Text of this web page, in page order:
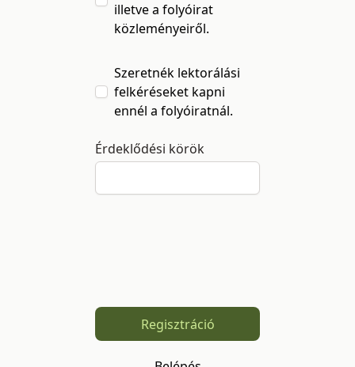
illetve a folyóirat
közleményeiről.
Szeretnék lektorálási
felkéréseket kapni
ennél a folyóiratnál.
Érdeklődési körök
Regisztráció